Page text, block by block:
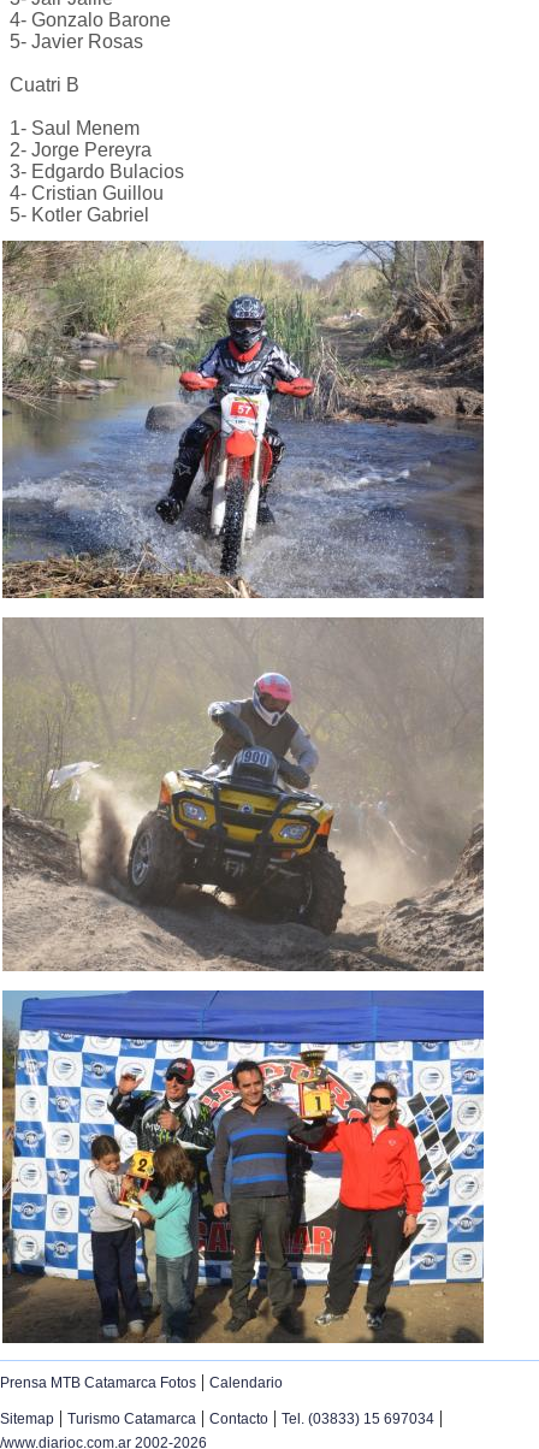
4- Gonzalo Barone
5- Javier Rosas
Cuatri B
1- Saul Menem
2- Jorge Pereyra
3- Edgardo Bulacios
4- Cristian Guillou
5- Kotler Gabriel
Prensa MTB Catamarca Fotos | Calendario
Sitemap | Turismo Catamarca | Contacto | Tel. (03833) 15 697034 |
/www.diarioc.com.ar 2002-2026